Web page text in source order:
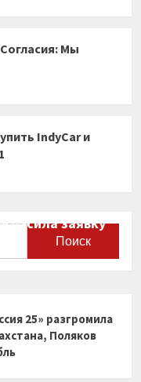
Мы
IndyCar и
заявку
25» разгромила
Поляков